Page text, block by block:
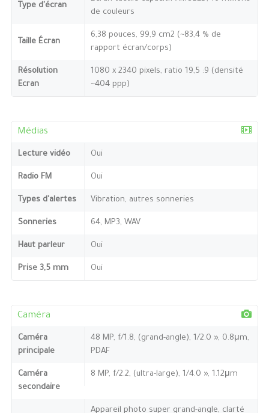
Type d'écran
de couleurs
Taille Écran
6,38 pouces, 99,9 cm2 (~83,4 % de
rapport écran/corps)
Résolution
Ecran
1080 x 2340 pixels, ratio 19,5 :9 (densité
~404 ppp)
Médias
Lecture vidéo Oui
Radio FM Oui
Types d'alertes Vibration, autres sonneries
Sonneries 64, MP3, WAV
Haut parleur Oui
Prise 3,5 mm Oui
Caméra
Caméra
principale
48 MP, f/1.8, (grand-angle), 1/2.0 », 0.8μm,
PDAF
Caméra
secondaire
8 MP, f/2.2, (ultra-large), 1/4.0 », 1.12μm
Appareil photo super grand-angle, clarté